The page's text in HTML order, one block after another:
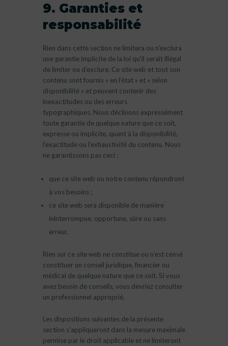
9. Garanties et
responsabilité
Rien dans cette section ne limitera ou n’exclura
une garantie implicite de la loi qu’il serait illégal
de limiter ou d’exclure. Ce site web et tout son
contenu sont fournis « en l’état » et « selon
disponibilité » et peuvent contenir des
inexactitudes ou des erreurs
typographiques. Nous déclinons expressément
toute garantie de quelque nature que ce soit,
expresse ou implicite, quant à la disponibilité,
l’exactitude ou l’exhaustivité du contenu. Nous
ne garantissons pas ceci :
que ce site web ou notre contenu répondront
à vos besoins ;
ce site web sera disponible de manière
ininterrompue, opportune, sûre ou sans
erreur.
Rien sur ce site web ne constitue ou n’est censé
constituer un conseil juridique, financier ou
médical de quelque nature que ce soit. Si vous
avez besoin de conseils, vous devriez consulter
un professionnel approprié.
Les dispositions suivantes de la présente
section s’appliqueront dans la mesure maximale
permise par le droit applicable et ne limiteront